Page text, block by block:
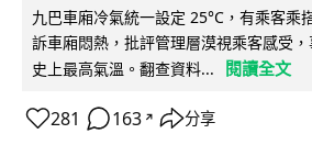
九巴車廂冷氣統一設定 25°C，有乘客乘
訴車廂悶熱，批評管理層漠視乘客感受
史上最高氣溫。翻查資料...
閱讀全文
281 163 ↗ 分享